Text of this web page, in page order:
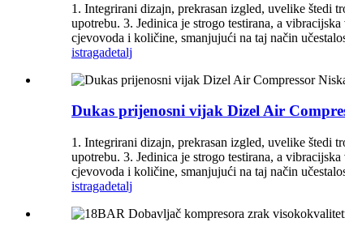
1. Integrirani dizajn, prekrasan izgled, uvelike štedi
upotrebu. 3. Jedinica je strogo testirana, a
cjevovoda i količine, smanjujući na taj način
istragadetalj
Dukas prijenosni vijak Dizel Air
1. Integrirani dizajn, prekrasan izgled, uvelike štedi
upotrebu. 3. Jedinica je strogo testirana, a
cjevovoda i količine, smanjujući na taj način
istragadetalj